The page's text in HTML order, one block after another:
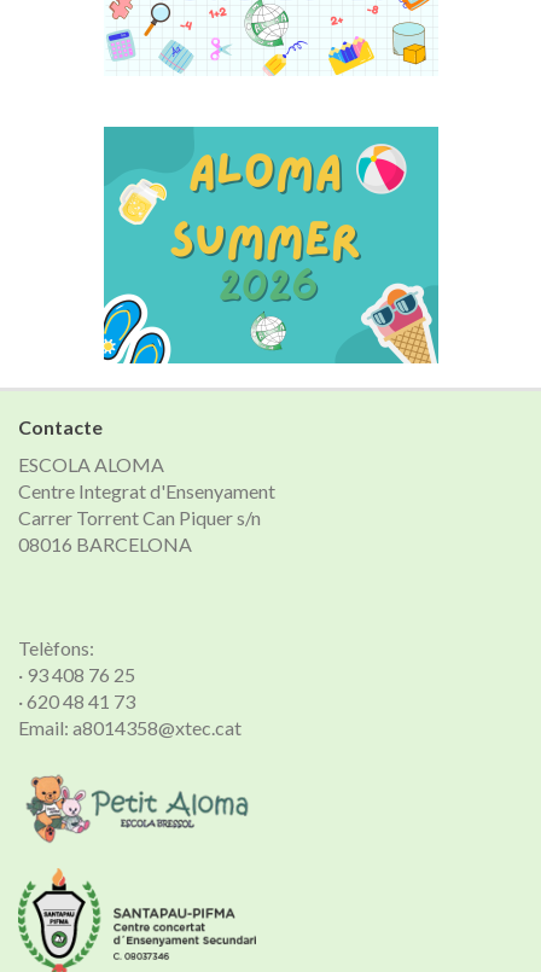
Contacte
ESCOLA ALOMA
Centre Integrat d'Ensenyament
Carrer Torrent Can Piquer s/n
08016 BARCELONA
Telèfons:
· 93 408 76 25
· 620 48 41 73
Email: a8014358@xtec.cat